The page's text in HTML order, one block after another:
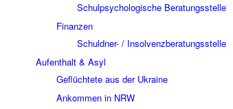
Schulpsychologische Beratungsstelle
Finanzen
Schuldner- / Insolvenzberatungsstelle
Aufenthalt & Asyl
Geflüchtete aus der Ukraine
Ankommen in NRW